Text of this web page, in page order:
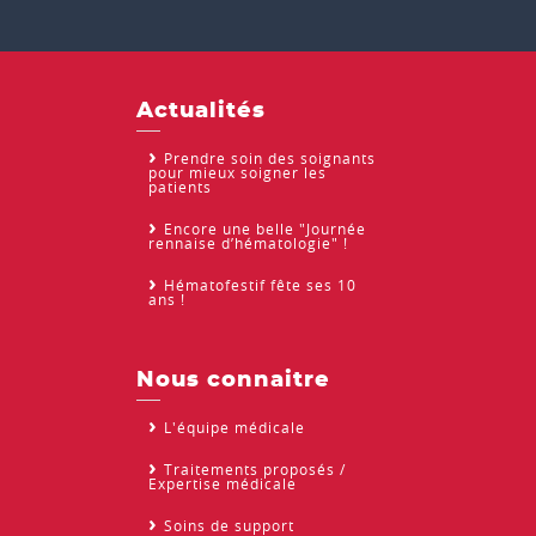
Actualités
Prendre soin des soignants
pour mieux soigner les
patients
Encore une belle "Journée
rennaise d’hématologie" !
Hématofestif fête ses 10
ans !
Nous connaitre
L'équipe médicale
Traitements proposés /
Expertise médicale
Soins de support